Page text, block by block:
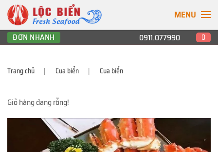
MENU
ĐƠN NHANH 0911.077990 0
Trang chủ Cua biển Cua biển
Giỏ hàng đang rỗng!